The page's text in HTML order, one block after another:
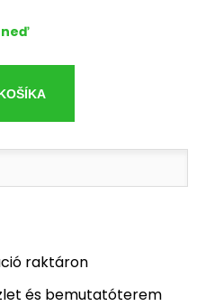
raktáron
és bemutatóterem